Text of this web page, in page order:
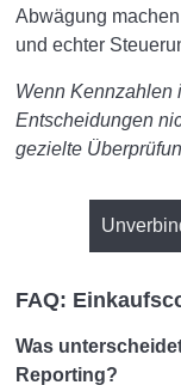
Abwägung
und echter
Wenn Kennzahlen
Entscheidungen
gezielte
FAQ:
Was
Reporting?